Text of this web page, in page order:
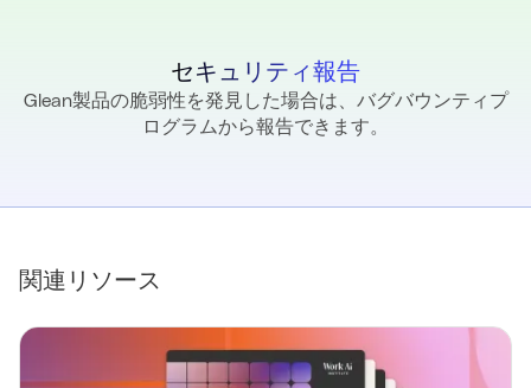
セキュリティ報告
Glean製品の脆弱性を発見した場合は、バグバウンティプ
ログラムから報告できます。
関連リソース